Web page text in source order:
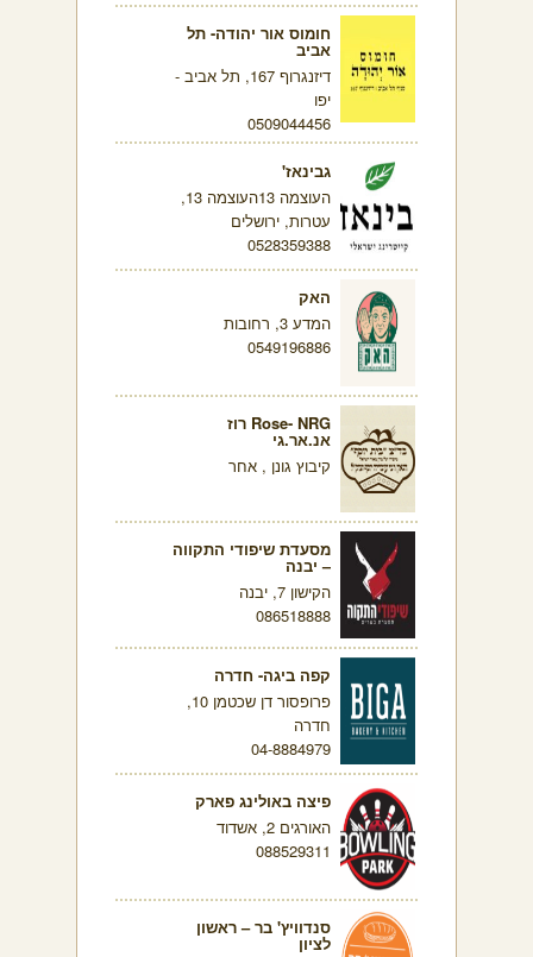
חומוס אור יהודה- תל
אביב
דיזנגרוף 167, תל אביב -
יפו
0509044456
גבינאז'
העוצמה 13העוצמה 13,
עטרות, ירושלים
0528359388
האק
המדע 3, רחובות
0549196886
Rose- NRG רוז
אנ.אר.גי
קיבוץ גונן , אחר
מסעדת שיפודי התקווה
– יבנה
הקישון 7, יבנה
086518888
קפה ביגה- חדרה
פרופסור דן שכטמן 10,
חדרה
04-8884979
פיצה באולינג פארק
האורגים 2, אשדוד
088529311
סנדוויץ' בר – ראשון
לציון